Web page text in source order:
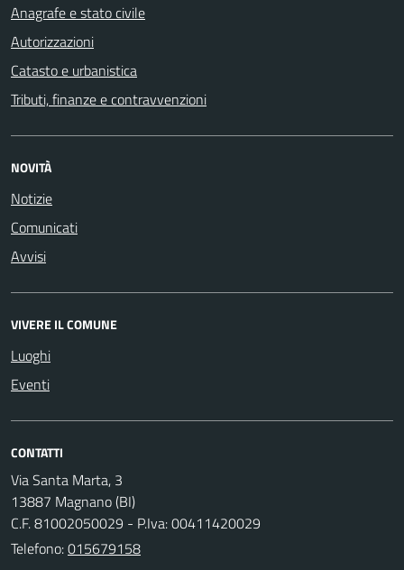
Anagrafe e stato civile
Autorizzazioni
Catasto e urbanistica
Tributi, finanze e contravvenzioni
NOVITÀ
Notizie
Comunicati
Avvisi
VIVERE IL COMUNE
Luoghi
Eventi
CONTATTI
Via Santa Marta, 3
13887 Magnano (BI)
C.F. 81002050029 - P.Iva: 00411420029
Telefono:015679158